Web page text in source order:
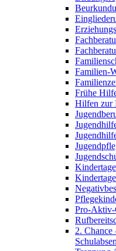
Familien-
Frühe
Hilfen zur
Pro-Aktiv-
2. Chance